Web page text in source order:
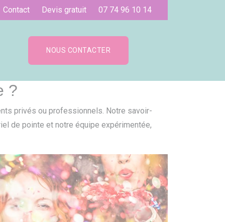
Contact Devis gratuit 07 74 96 10 14
NOUS CONTACTER
?
privés ou professionnels. Notre savoir-
de pointe et notre équipe expérimentée,